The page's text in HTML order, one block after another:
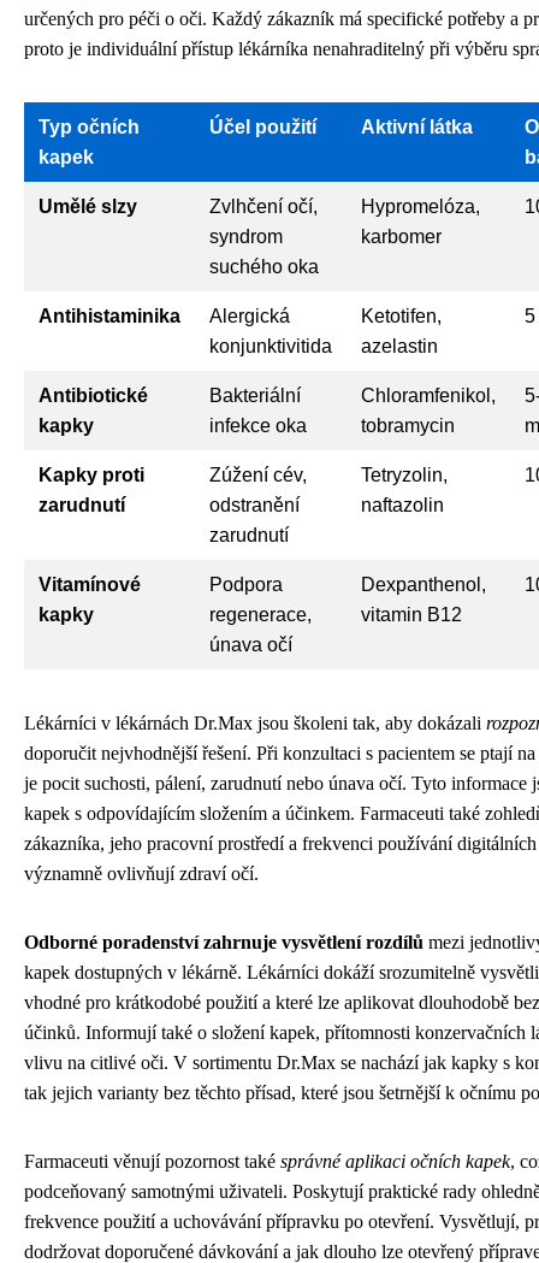
určených pro péči o oči. Každý zákazník má specifické potřeby a
proto je individuální přístup lékárníka nenahraditelný při výběru
Typ očních
kapek
Účel použití Aktivní látka
Umělé slzy
Zvlhčení očí,
syndrom
suchého oka
Hypromelóza,
karbomer
Antihistaminika
Alergická
konjunktivitida
Ketotifen,
azelastin
5
Antibiotické
kapky
Bakteriální
infekce oka
Chloramfenikol,
tobramycin
Kapky proti
zarudnutí
Zúžení cév,
odstranění
zarudnutí
Tetryzolin,
naftazolin
Vitamínové
kapky
Podpora
regenerace,
únava očí
Dexpanthenol,
vitamin B12
Lékárníci v lékárnách Dr.Max jsou školeni tak, aby dokázali
doporučit nejvhodnější řešení. Při konzultaci s pacientem se ptají
je pocit suchosti, pálení, zarudnutí nebo únava očí. Tyto informace
kapek s odpovídajícím složením a účinkem. Farmaceuti také
zákazníka, jeho pracovní prostředí a frekvenci používání
významně ovlivňují zdraví očí.
Odborné poradenství zahrnuje vysvětlení rozdílů mezi
kapek dostupných v lékárně. Lékárníci dokáží srozumitelně
vhodné pro krátkodobé použití a které lze aplikovat dlouhodobě
účinků. Informují také o složení kapek, přítomnosti konzervačních
vlivu na citlivé oči. V sortimentu Dr.Max se nachází jak kapky s
tak jejich varianty bez těchto přísad, které jsou šetrnější k očnímu
Farmaceuti věnují pozornost také správné aplikaci očních kapek,
podceňovaný samotnými uživateli. Poskytují praktické rady
frekvence použití a uchovávání přípravku po otevření. Vysvětlují,
dodržovat doporučené dávkování a jak dlouho lze otevřený